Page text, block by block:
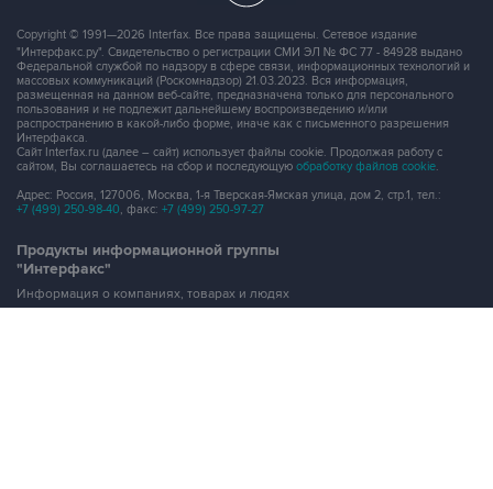
Copyright © 1991—2026 Interfax. Все права защищены. Сетевое издание
"Интерфакс.ру". Свидетельство о регистрации СМИ ЭЛ № ФС 77 - 84928 выдано
Федеральной службой по надзору в сфере связи, информационных технологий и
массовых коммуникаций (Роскомнадзор) 21.03.2023. Вся информация,
размещенная на данном веб-сайте, предназначена только для персонального
пользования и не подлежит дальнейшему воспроизведению и/или
распространению в какой-либо форме, иначе как с письменного разрешения
Интерфакса.
Сайт Interfax.ru (далее – сайт) использует файлы cookie. Продолжая работу с
сайтом, Вы соглашаетесь на сбор и последующую обработку файлов cookie
Адрес: Россия, 127006, Москва, 1-я Тверская-Ямская улица, дом 2, стр.1, тел.:
+7 (499) 250-98-40 , факс: +7 (499) 250-97-27
Продукты информационной группы
"Интерфакс"
Информация о компаниях, товарах и людях